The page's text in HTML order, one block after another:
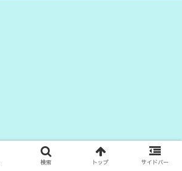
検索 トップ サイドバー